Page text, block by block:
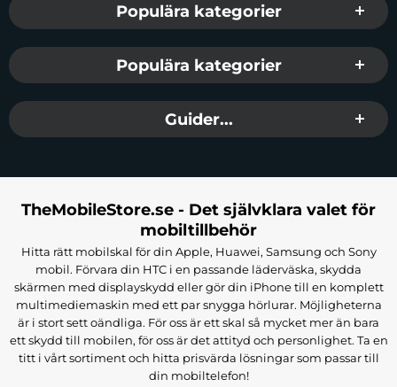
Populära kategorier
Populära kategorier
Guider...
TheMobileStore.se - Det självklara valet för
mobiltillbehör
Hitta rätt mobilskal för din Apple, Huawei, Samsung och Sony
mobil. Förvara din HTC i en passande läderväska, skydda
skärmen med displayskydd eller gör din iPhone till en komplett
multimediemaskin med ett par snygga hörlurar. Möjligheterna
är i stort sett oändliga. För oss är ett skal så mycket mer än bara
ett skydd till mobilen, för oss är det attityd och personlighet. Ta en
titt i vårt sortiment och hitta prisvärda lösningar som passar till
din mobiltelefon!